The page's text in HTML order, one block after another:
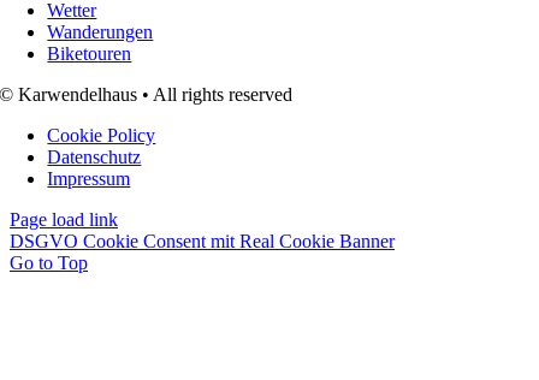
Wetter
Wanderungen
Biketouren
© Karwendelhaus • All rights reserved
Cookie Policy
Datenschutz
Impressum
Page load link
DSGVO Cookie Consent mit Real Cookie Banner
Go to Top